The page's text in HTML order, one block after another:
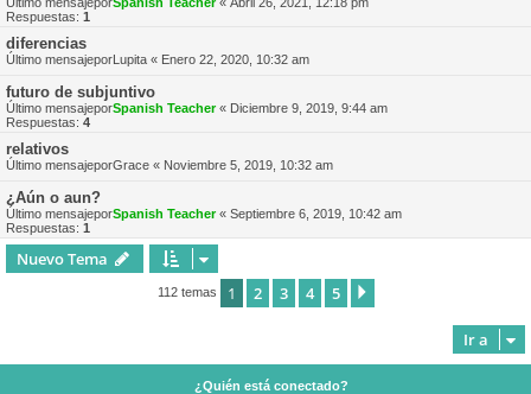
Respuestas: 1
diferencias
Último mensajeporLupita « Enero 22, 2020, 10:32 am
futuro de subjuntivo
Último mensajeporSpanish Teacher« Diciembre 9, 2019, 9:44 am
Respuestas: 4
relativos
Último mensajeporGrace « Noviembre 5, 2019, 10:32 am
¿Aún o aun?
Último mensajeporSpanish Teacher« Septiembre 6, 2019, 10:42 am
Respuestas: 1
Nuevo Tema
112 temas 1 2 3 4 5
Ir a
¿Quién está conectado?